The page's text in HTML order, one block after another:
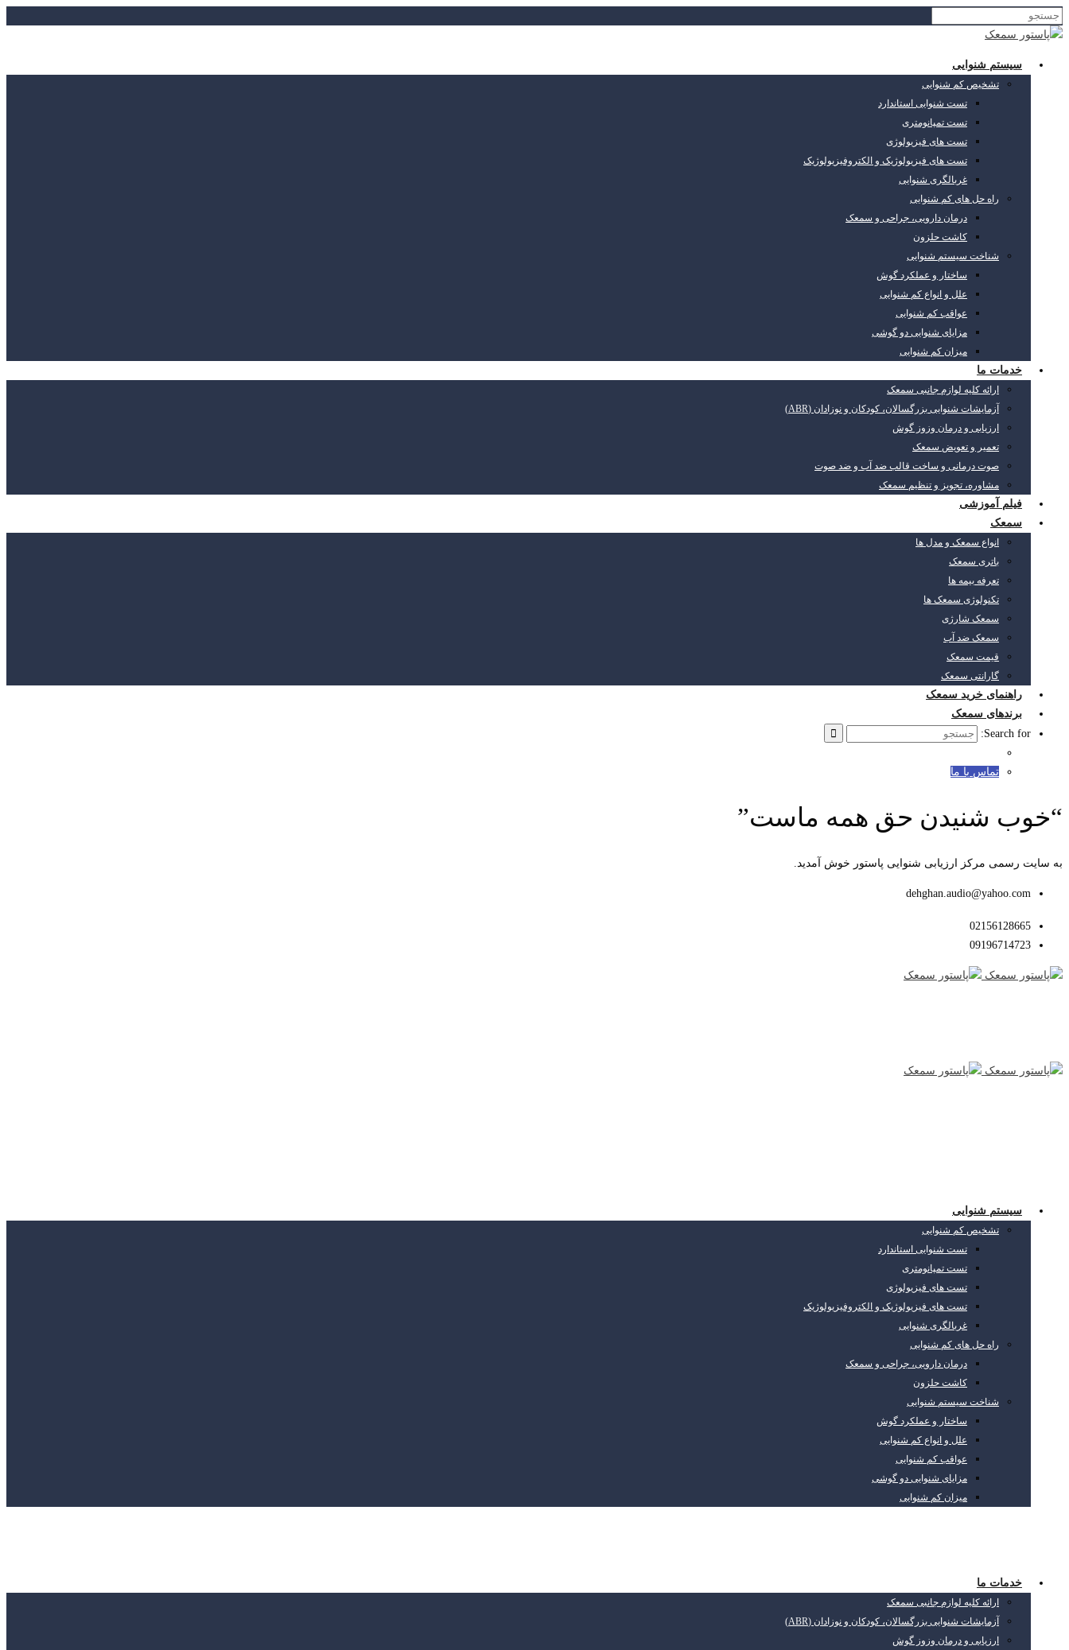
سیستم شنوایی
تشخیص کم شنوایی
تست شنوایی استاندارد
تست تمپانومتری
تست های فیزیولوژی
تست های فیزیولوژیک و الکتروفیزیولوژیک
غربالگری شنوایی
راه حل های کم شنوایی
درمان دارویی، جراحی و سمعک
کاشت حلزون
شناخت سیستم شنوایی
ساختار و عملکرد گوش
علل و انواع کم شنوایی
عواقب کم شنوایی
مزایای شنوایی دو گوشی
میزان کم شنوایی
خدمات ما
ارائه کلیه لوازم جانبی سمعک
آزمایشات شنوایی بزرگسالان، کودکان و نوزادان (ABR)
ارزیابی و درمان وزوز گوش
تعمیر و تعویض سمعک
صوت درمانی و ساخت قالب ضد آب و ضد صوت
مشاوره، تجویز و تنظیم سمعک
فیلم آموزشی
سمعک
انواع سمعک و مدل ها
باتری سمعک
تعرفه بیمه ها
تکنولوژی سمعک ها
سمعک شارژی
سمعک ضد آب
قیمت سمعک
گارانتی سمعک
راهنمای خرید سمعک
برندهای سمعک
Search for:
تماس با ما
“خوب شنیدن حق همه ماست”
به سایت رسمی مرکز ارزیابی شنوایی پاستور خوش آمدید.
dehghan.audio@yahoo.com
02156128665
09196714723
سیستم شنوایی
تشخیص کم شنوایی
تست شنوایی استاندارد
تست تمپانومتری
تست های فیزیولوژی
تست های فیزیولوژیک و الکتروفیزیولوژیک
غربالگری شنوایی
راه حل های کم شنوایی
درمان دارویی، جراحی و سمعک
کاشت حلزون
شناخت سیستم شنوایی
ساختار و عملکرد گوش
علل و انواع کم شنوایی
عواقب کم شنوایی
مزایای شنوایی دو گوشی
میزان کم شنوایی
خدمات ما
ارائه کلیه لوازم جانبی سمعک
آزمایشات شنوایی بزرگسالان، کودکان و نوزادان (ABR)
ارزیابی و درمان وزوز گوش